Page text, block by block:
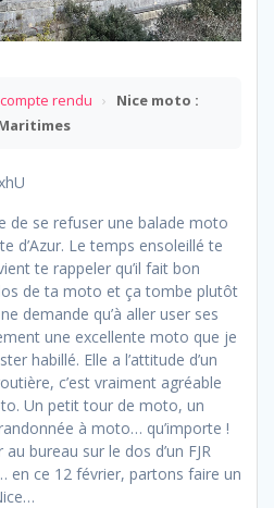
rendu ›
Nice moto :
de se refuser une balade moto
d’Azur. Le temps ensoleillé te
te rappeler qu’il fait bon
de ta moto et ça tombe plutôt
demande qu’à aller user ses
une excellente moto que je
habillé. Elle a l’attitude d’un
c’est vraiment agréable
Un petit tour de moto, un
à moto… qu’importe !
bureau sur le dos d’un FJR
en ce 12 février, partons faire un